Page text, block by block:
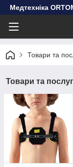
Медтехніка
Товари та
Товари та